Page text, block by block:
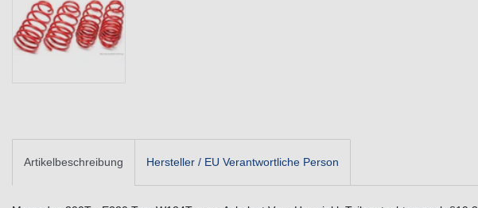
Artikelbeschreibung Hersteller / EU Verantwortliche Person